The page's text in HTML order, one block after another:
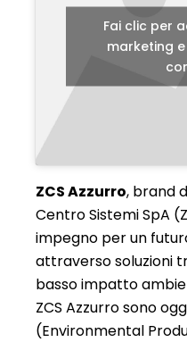
Fai clic per
marketing
ZCS Azzurro, brand
Centro Sistemi SpA
impegno per un
attraverso soluzioni
basso impatto
ZCS Azzurro sono
(Environmental